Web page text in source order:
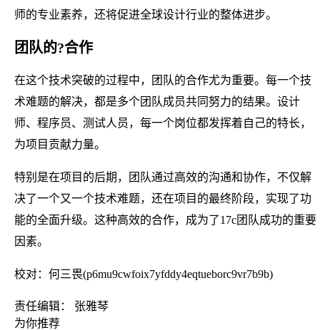
师的专业素养，还将促进全球设计行业的整体进步。
团队的?合作
在这个技术突破的过程中，团队的合作尤为重要。每一个技
术难题的解决，都是多个团队成员共同努力的结果。设计
师、程序员、测试人员，每一个岗位都发挥着自己的特长，
为项目贡献力量。
特别是在项目的后期，团队通过高效的沟通和协作，不仅解
决了一个又一个技术难题，还在项目的最终阶段，实现了功
能的全面升级。这种高效的合作，成为了17c团队成功的重要
因素。
校对：何三畏(p6mu9cwfoix7yfddy4eqtueborc9vr7b9b)
责任编辑： 张雅琴
为你推荐